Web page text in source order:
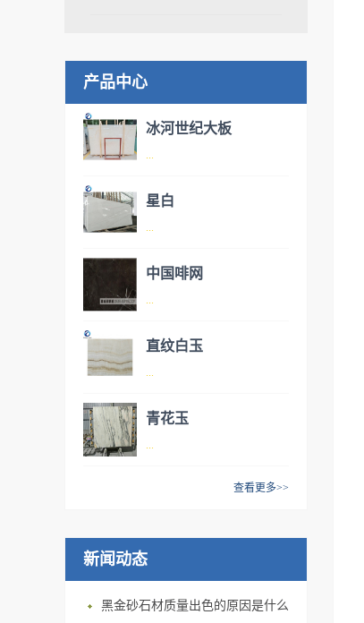
产品中心
冰河世纪大板
...
净透光，具有水晶、雪花、透
耐酸碱、抗暴晒、不变色。是
各大酒店大堂或者高档家装的
佛置身于圣神的宫殿。冰河世
纪主要以白色或者微黄底色为
星白
...
石也叫意大利白大理石，是近
星，从推出到流行使用周期很
短，发展很迅猛。品格高端,其
耐用、美观大方、和谐自然 适
酒店、写字楼、银行、广场、
花园、别墅小区等建筑物的装
润，高雅的气息，恢宏的气
中国啡网
...
西 色 系：咖啡色 岩 性：国产
装饰等级要求高的建筑物，如
室内墙面、柱面、地面、楼梯
楼梯栏杆、服务台、门脸、墙
直纹白玉
...
纹白玉是玉石里目前较为受欢
部使用。白色里面带着金黄的
路，使它可以大面积装饰而不
青花玉
...
功赋予的天然墨绿或者浅色纹
路，均匀分布呈现出山水纹路
的特点，两块凤凰玉纹路对拼
查看更多>>
新闻动态
黑金砂石材质量出色的原因是什么